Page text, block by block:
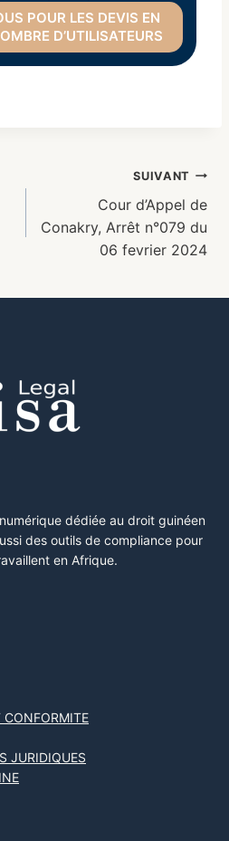
POUR LES DEVIS EN
D’UTILISATEURS
SUIVANT
Cour d’Appel de
Conakry, Arrêt n°079 du
06 fevrier 2024
dédiée au droit guinéen
des outils de compliance pour
en Afrique.
CONFORMITE
JURIDIQUES